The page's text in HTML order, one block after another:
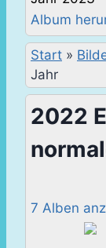
Album
Start »
Jahr
2022
7 Alben